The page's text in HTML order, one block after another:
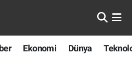
Ekonomi Dünya